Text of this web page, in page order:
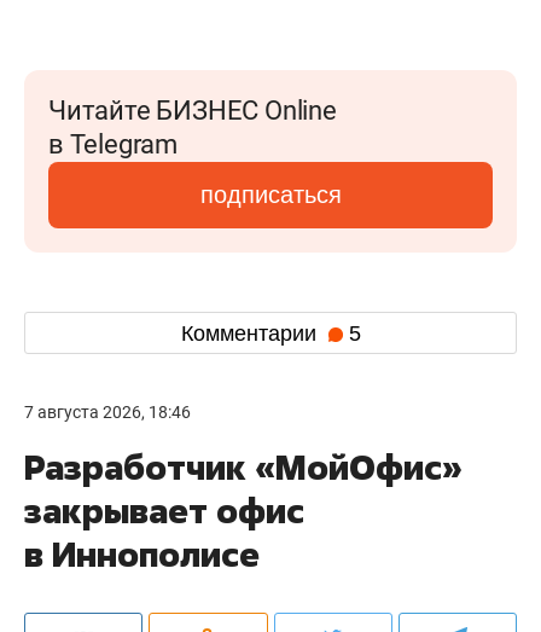
Читайте БИЗНЕС Online
в Telegram
подписаться
Комментарии 5
7 августа 2026, 18:46
Разработчик «МойОфис»
закрывает офис
в Иннополисе